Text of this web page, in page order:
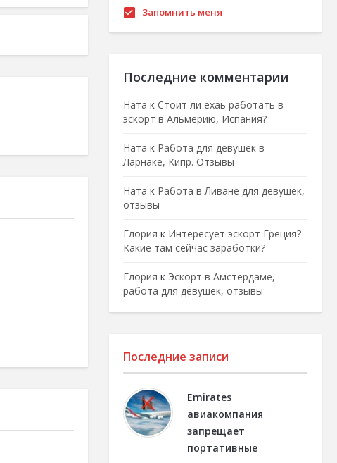
Запомнить меня
Последние комментарии
Ната к Стоит ли ехаь работать в
эскорт в Альмерию, Испания?
Ната к Работа для девушек в
Ларнаке, Кипр. Отзывы
Ната к Работа в Ливане для девушек,
отзывы
Глория к Интересует эскорт Греция?
Какие там сейчас заработки?
Глория к Эскорт в Амстердаме,
работа для девушек, отзывы
Последние записи
Emirates
авиакомпания
запрещает
портативные